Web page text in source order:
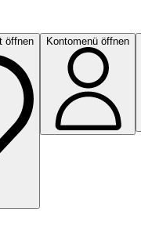
öffnen Kontomenü öffnen